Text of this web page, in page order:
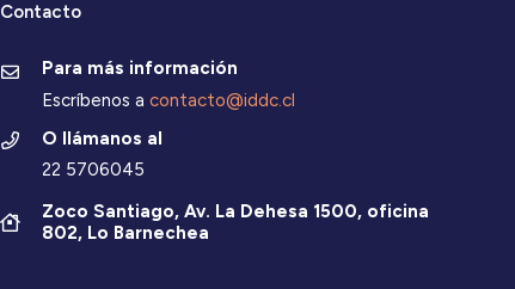
Contacto
Para más información
Escríbenos a contacto@iddc.cl
O llámanos al
22 5706045
Zoco Santiago, Av. La Dehesa 1500, oficina
802, Lo Barnechea